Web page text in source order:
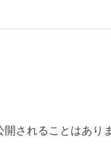
されることはあり